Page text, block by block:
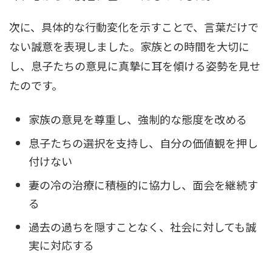
次に、具体的な行動変化を示すことで、言葉だけで
ない誠意を表現しました。家族との時間を大切に
し、息子たちの意見に真摯に耳を傾ける姿勢を見せ
たのです。
家族の意見を尊重し、強制的な態度を改める
息子たちの選択を支持し、自分の価値観を押し
付けない
妻の冷の治療に積極的に協力し、面会を継続す
る
過去の過ちを隠すことなく、社会に対しても誠
実に対応する